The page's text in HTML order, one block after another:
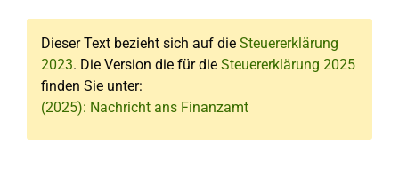
Dieser Text bezieht sich auf die Steuererklärung
2023. Die Version die für die Steuererklärung 2025
finden Sie unter:
(2025): Nachricht ans Finanzamt